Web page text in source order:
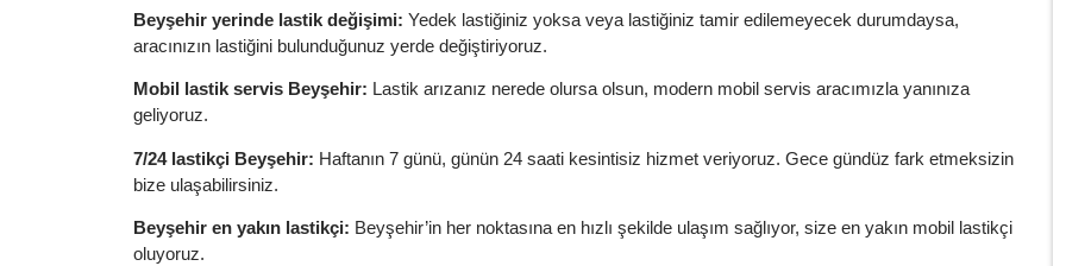
Beyşehir yerinde lastik değişimi: Yedek lastiğiniz yoksa veya lastiğiniz tamir edilemeyecek durumdaysa,
aracınızın lastiğini bulunduğunuz yerde değiştiriyoruz.
Mobil lastik servis Beyşehir: Lastik arızanız nerede olursa olsun, modern mobil servis aracımızla yanınıza
geliyoruz.
7/24 lastikçi Beyşehir: Haftanın 7 günü, günün 24 saati kesintisiz hizmet veriyoruz. Gece gündüz fark etmeksizin
bize ulaşabilirsiniz.
Beyşehir en yakın lastikçi: Beyşehir’in her noktasına en hızlı şekilde ulaşım sağlıyor, size en yakın mobil lastikçi
oluyoruz.